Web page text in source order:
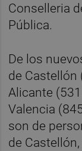
Conselleria
Pública.
De los
de Castellón
Alicante
Valencia
son de
de